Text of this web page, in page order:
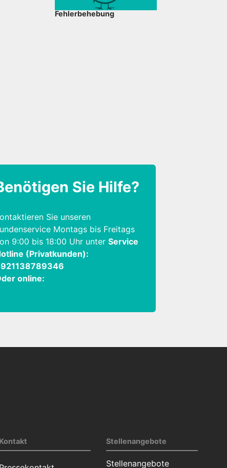
Fehlerbehebung
Sie Hilfe?
Sie unseren
Montags bis Freitags
9:00 bis 18:00 Uhr unter Service
(Privatkunden):
online:
Kontakt Stellenangebote
Stellenangebote